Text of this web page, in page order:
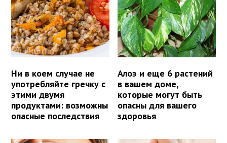
Ни в коем случае не
употребляйте гречку с
этими двумя
продуктами: возможны
опасные последствия
Алоэ и еще 6 растений
в вашем доме,
которые могут быть
опасны для вашего
здоровья